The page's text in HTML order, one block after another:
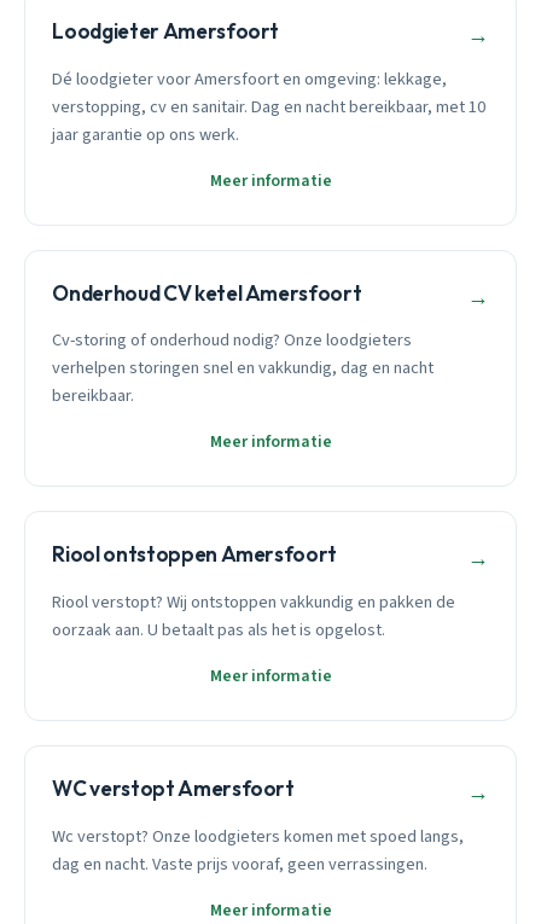
Loodgieter Amersfoort →
Dé loodgieter voor Amersfoort en omgeving: lekkage,
verstopping, cv en sanitair. Dag en nacht bereikbaar, met 10
jaar garantie op ons werk.
Meer informatie
Onderhoud CV ketel Amersfoort →
Cv-storing of onderhoud nodig? Onze loodgieters
verhelpen storingen snel en vakkundig, dag en nacht
bereikbaar.
Meer informatie
Riool ontstoppen Amersfoort →
Riool verstopt? Wij ontstoppen vakkundig en pakken de
oorzaak aan. U betaalt pas als het is opgelost.
Meer informatie
WC verstopt Amersfoort →
Wc verstopt? Onze loodgieters komen met spoed langs,
dag en nacht. Vaste prijs vooraf, geen verrassingen.
Meer informatie